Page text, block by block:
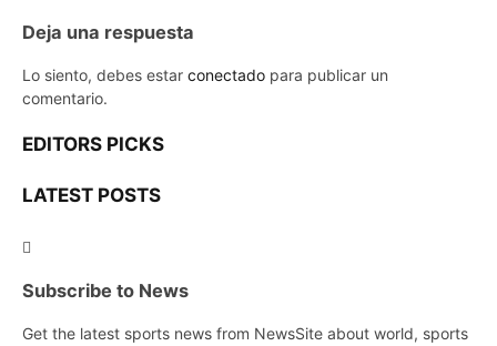
Deja una respuesta
Lo siento, debes estar conectado para publicar un
comentario.
EDITORS PICKS
LATEST POSTS
Subscribe to News
Get the latest sports news from NewsSite about world, sports